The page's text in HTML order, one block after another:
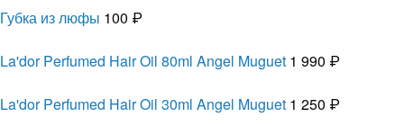
Губка из люфы 100 ₽
La'dor Perfumed Hair Oil 80ml Angel Muguet 1 990 ₽
La'dor Perfumed Hair Oil 30ml Angel Muguet 1 250 ₽